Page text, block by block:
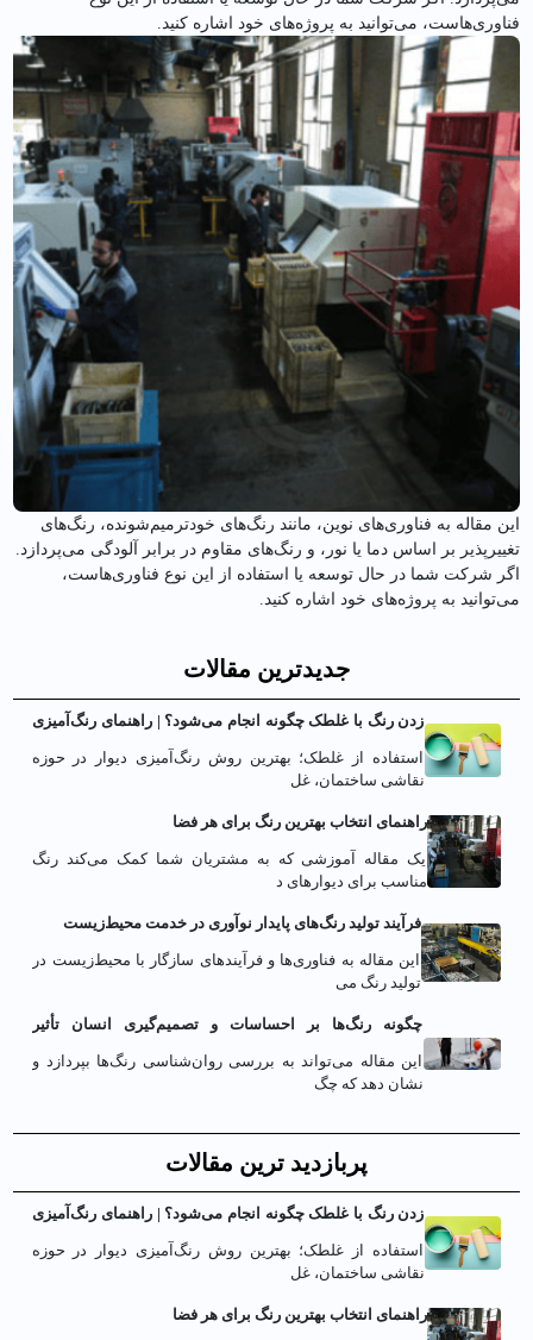
فناوری‌هاست، می‌توانید به پروژه‌های خود اشاره کنید.
این مقاله به فناوری‌های نوین، مانند رنگ‌های خودترمیم‌شونده، رنگ‌های
تغییرپذیر بر اساس دما یا نور، و رنگ‌های مقاوم در برابر آلودگی می‌پردازد.
اگر شرکت شما در حال توسعه یا استفاده از این نوع فناوری‌هاست،
می‌توانید به پروژه‌های خود اشاره کنید.
جدیدترین مقالات
زدن رنگ با غلطک چگونه انجام می‌شود؟ | راهنمای رنگ‌آمیزی
دیوار با غلطک
استفاده از غلطک؛ بهترین روش رنگ‌آمیزی دیوار در حوزه
نقاشی ساختمان، غل
راهنمای انتخاب بهترین رنگ برای هر فضا
یک مقاله آموزشی که به مشتریان شما کمک می‌کند رنگ
مناسب برای دیوارهای د
فرآیند تولید رنگ‌های پایدار نوآوری در خدمت محیط‌زیست
این مقاله به فناوری‌ها و فرآیندهای سازگار با محیط‌زیست در
تولید رنگ می
چگونه رنگ‌ها بر احساسات و تصمیم‌گیری انسان تأثیر
این مقاله می‌تواند به بررسی روان‌شناسی رنگ‌ها بپردازد و
نشان دهد که چگ
پربازدید ترین مقالات
زدن رنگ با غلطک چگونه انجام می‌شود؟ | راهنمای رنگ‌آمیزی
دیوار با غلطک
استفاده از غلطک؛ بهترین روش رنگ‌آمیزی دیوار در حوزه
نقاشی ساختمان، غل
راهنمای انتخاب بهترین رنگ برای هر فضا